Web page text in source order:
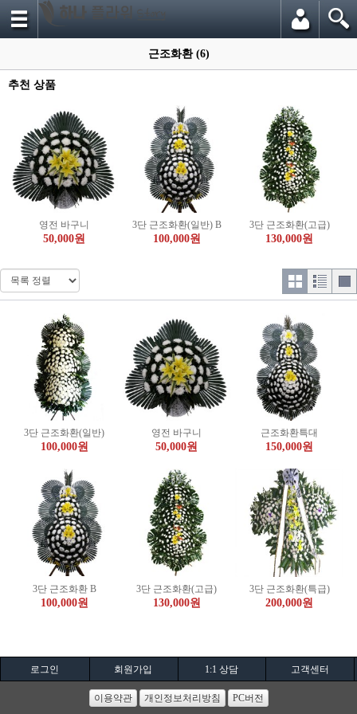
근조화환 (6)
추천 상품
영전 바구니
50,000원
3단 근조화환(일반) B
100,000원
3단 근조화환(고급)
130,000원
3단 근조화환(일반)
100,000원
영전 바구니
50,000원
근조화환특대
150,000원
3단 근조화환 B
100,000원
3단 근조화환(고급)
130,000원
3단 근조화환(특급)
200,000원
로그인 회원가입 1:1 상담 고객센터
이용약관 개인정보처리방침 PC버전